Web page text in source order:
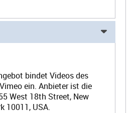
bindet Videos des
ein. Anbieter ist die
West 18th Street, New
10011, USA.